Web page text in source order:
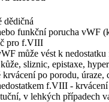
dědičná
funkční porucha vWF
pro f.VIII
může vést k
sliznic, epistaxe,
krvácení po porodu, úraze,
f.VIII -
v lehkých případech